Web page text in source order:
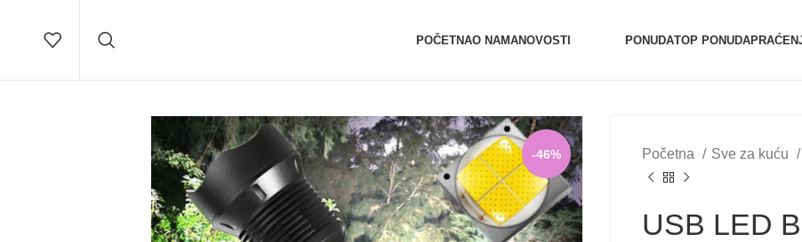
POČETNAO NAMANOVOSTI PONUDATOP PONUDA
-46% Početna Sve za kuću
USB LED